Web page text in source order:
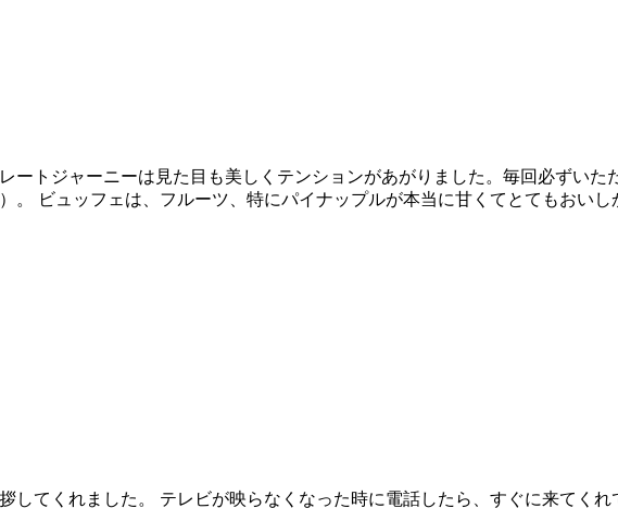
ートジャーニーは見た目も美しくテンションがあがりました。毎回必ずい
。 ビュッフェは、フルーツ、特にパイナップルが本当に甘くてとてもおい
してくれました。 テレビが映らなくなった時に電話したら、すぐに来てく